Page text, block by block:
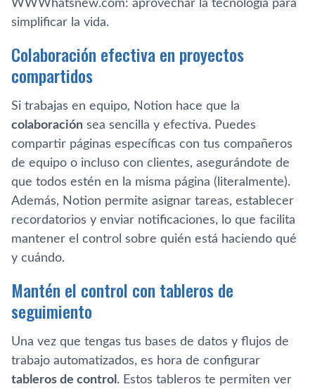
WWWhatsnew.com: aprovechar la tecnología para
simplificar la vida.
Colaboración efectiva en proyectos
compartidos
Si trabajas en equipo, Notion hace que la
colaboración sea sencilla y efectiva. Puedes
compartir páginas específicas con tus compañeros
de equipo o incluso con clientes, asegurándote de
que todos estén en la misma página (literalmente).
Además, Notion permite asignar tareas, establecer
recordatorios y enviar notificaciones, lo que facilita
mantener el control sobre quién está haciendo qué
y cuándo.
Mantén el control con tableros de
seguimiento
Una vez que tengas tus bases de datos y flujos de
trabajo automatizados, es hora de configurar
tableros de control . Estos tableros te permiten ver